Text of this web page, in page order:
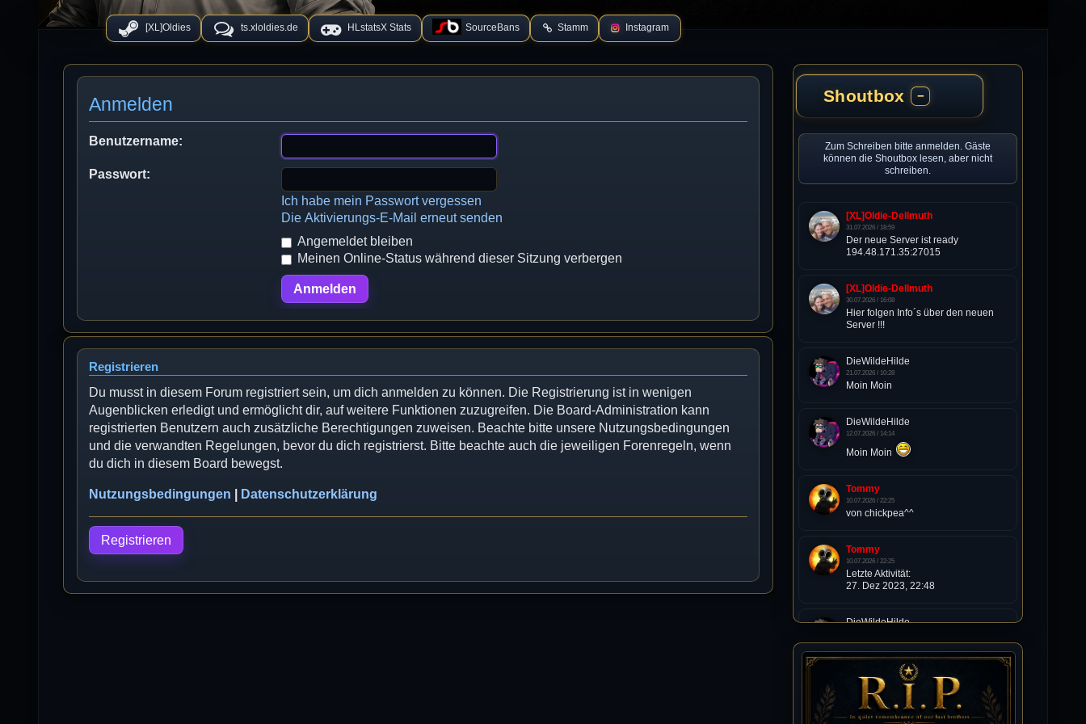
[XL]Oldies ts.xloldies.de HLstatsX Stats SourceBans Stamm Instagram
Anmelden
Benutzername:
Passwort:
Ich habe mein Passwort vergessen
Die Aktivierungs-E-Mail erneut senden
Angemeldet bleiben
Meinen Online-Status während dieser Sitzung verbergen
Registrieren
Du musst in diesem Forum registriert sein, um dich anmelden zu können. Die Registrierung ist in wenigen
Augenblicken erledigt und ermöglicht dir, auf weitere Funktionen zuzugreifen. Die Board-Administration kann
registrierten Benutzern auch zusätzliche Berechtigungen zuweisen. Beachte bitte unsere Nutzungsbedingungen
und die verwandten Regelungen, bevor du dich registrierst. Bitte beachte auch die jeweiligen Forenregeln, wenn
du dich in diesem Board bewegst.
Nutzungsbedingungen Datenschutzerklärung
Registrieren
Shoutbox −
Zum Schreiben bitte anmelden. Gäste
können die Shoutbox lesen, aber nicht
schreiben.
[XL]Oldie-Dellmuth
31.07.2026 / 18:59
Der neue Server ist ready
194.48.171.35:27015
[XL]Oldie-Dellmuth
30.07.2026 / 16:08
Hier folgen Info´s über den neuen
Server !!!
DieWildeHilde
21.07.2026 / 10:28
Moin Moin
DieWildeHilde
12.07.2026 / 14:14
Moin Moin
Tommy
10.07.2026 / 22:25
von chickpea^^
Tommy
10.07.2026 / 22:25
Letzte Aktivität:
27. Dez 2023, 22:48
DieWildeHilde
Happy Birthday Chickpea
DieWildeHilde
10.07.2026 / 10:08
Hallo meine Lieben!